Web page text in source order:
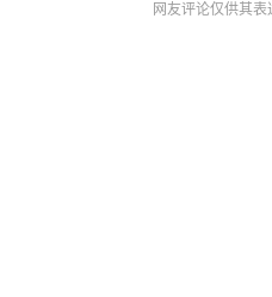
网友评论仅供其